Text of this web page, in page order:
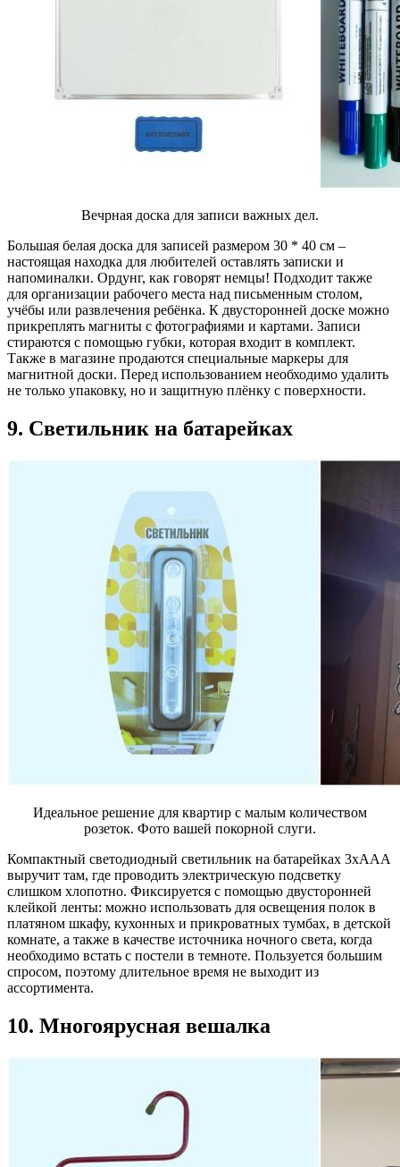
Вечрная доска для записи важных дел.
Большая белая доска для записей размером 30 * 40 см –
настоящая находка для любителей оставлять записки и
напоминалки. Ордунг, как говорят немцы! Подходит также
для организации рабочего места над письменным столом,
учёбы или развлечения ребёнка. К двусторонней доске можно
прикреплять магниты с фотографиями и картами. Записи
стираются с помощью губки, которая входит в комплект.
Также в магазине продаются специальные маркеры для
магнитной доски. Перед использованием необходимо удалить
не только упаковку, но и защитную плёнку с поверхности.
9. Светильник на батарейках
Идеальное решение для квартир с малым количеством
розеток. Фото вашей покорной слуги.
Компактный светодиодный светильник на батарейках 3хААА
выручит там, где проводить электрическую подсветку
слишком хлопотно. Фиксируется с помощью двусторонней
клейкой ленты: можно использовать для освещения полок в
платяном шкафу, кухонных и прикроватных тумбах, в детской
комнате, а также в качестве источника ночного света, когда
необходимо встать с постели в темноте. Пользуется большим
спросом, поэтому длительное время не выходит из
ассортимента.
10. Многоярусная вешалка